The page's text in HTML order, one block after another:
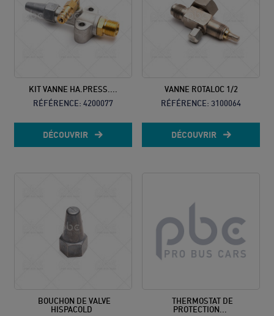
KIT VANNE HA.PRESS....
RÉFÉRENCE: 4200077
DÉCOUVRIR
VANNE ROTALOC 1/2
RÉFÉRENCE: 3100064
DÉCOUVRIR
BOUCHON DE VALVE
HISPACOLD
THERMOSTAT DE
PROTECTION...